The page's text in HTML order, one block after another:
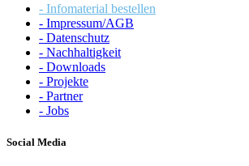
- Infomaterial bestellen
- Impressum/AGB
- Datenschutz
- Nachhaltigkeit
- Downloads
- Projekte
- Partner
- Jobs
Social Media